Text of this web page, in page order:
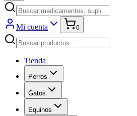
Mi cuenta 0
Tienda
Perros
Gatos
Equinos